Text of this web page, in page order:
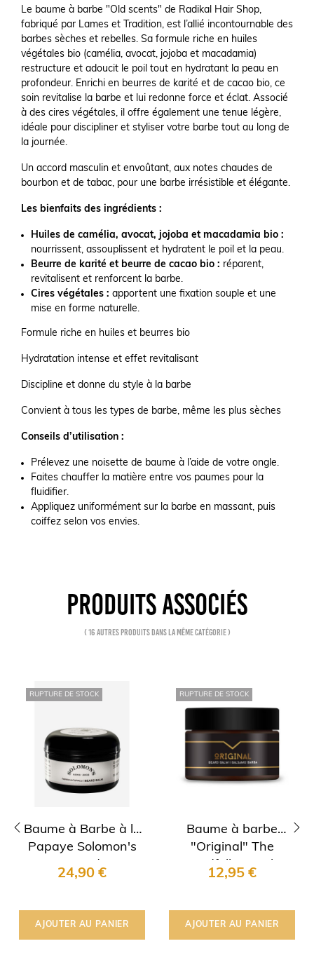
Le baume à barbe "Old scents" de Radikal Hair Shop,
fabriqué par Lames et Tradition, est l’allié incontournable des
barbes sèches et rebelles. Sa formule riche en huiles
végétales bio (camélia, avocat, jojoba et macadamia)
restructure et adoucit le poil tout en hydratant la peau en
profondeur. Enrichi en beurres de karité et de cacao bio, ce
soin revitalise la barbe et lui redonne force et éclat. Associé
à des cires végétales, il offre également une tenue légère,
idéale pour discipliner et styliser votre barbe tout au long de
la journée.
Un accord masculin et envoûtant, aux notes chaudes de
bourbon et de tabac, pour une barbe irrésistible et élégante.
Les bienfaits des ingrédients :
Huiles de camélia, avocat, jojoba et macadamia bio :
nourrissent, assouplissent et hydratent le poil et la peau.
Beurre de karité et beurre de cacao bio : réparent,
revitalisent et renforcent la barbe.
Cires végétales : apportent une fixation souple et une
mise en forme naturelle.
Formule riche en huiles et beurres bio
Hydratation intense et effet revitalisant
Discipline et donne du style à la barbe
Convient à tous les types de barbe, même les plus sèches
Conseils d’utilisation :
Prélevez une noisette de baume à l’aide de votre ongle.
Faites chauffer la matière entre vos paumes pour la
fluidifier.
Appliquez uniformément sur la barbe en massant, puis
coiffez selon vos envies.
PRODUITS ASSOCIÉS
( 16 autres produits dans la même catégorie )
RUPTURE DE STOCK
Baume à Barbe à la
Papaye Solomon's
Beard
24,90 €
AJOUTER AU PANIER
RUPTURE DE STOCK
Baume à barbe
"Original" The
Goodfellas Smile
12,95 €
AJOUTER AU PANIER